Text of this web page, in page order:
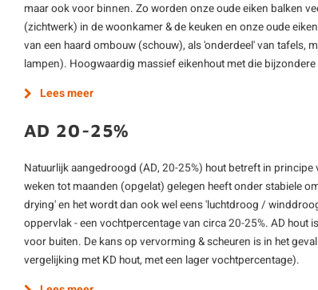
maar ook voor binnen. Zo worden onze oude eiken balken
(zichtwerk) in de woonkamer & de keuken en onze oude
van een haard ombouw (schouw), als 'onderdeel' van tafels,
lampen). Hoogwaardig massief eikenhout met die
Lees meer
AD 20-25%
Natuurlijk aangedroogd (AD, 20-25%) hout betreft in
weken tot maanden (opgelat) gelegen heeft onder stabiele
drying' en het wordt dan ook wel eens 'luchtdroog /
oppervlak - een vochtpercentage van circa 20-25%. AD
voor buiten. De kans op vervorming & scheuren is in het
vergelijking met KD hout, met een lager vochtpercentage).